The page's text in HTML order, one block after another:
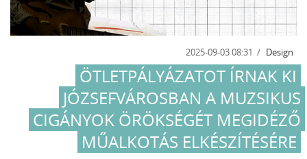
2025-09-03 08:31 Design
ÖTLETPÁLYÁZATOT ÍRNAK KI
JÓZSEFVÁROSBAN A MUZSIKUS
CIGÁNYOK ÖRÖKSÉGÉT MEGIDÉZŐ
MŰALKOTÁS ELKÉSZÍTÉSÉRE